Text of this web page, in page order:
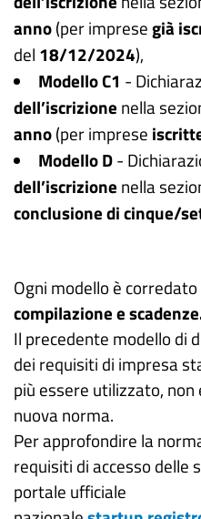
anno(per impresegià
del 18/12/2024),
Modello C1 -
dell’iscrizione nella
anno(per imprese
Modello D-
dell’iscrizione nella
conclusione di cinque/
Ogni modello è
compilazione e
Il precedente modello di
dei requisiti di impresa
più essere utilizzato,
nuova norma.
Per approfondire la
requisiti di accesso delle
portale ufficiale